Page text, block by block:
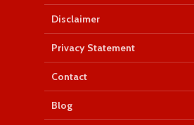
Disclaimer
Privacy Statement
Contact
Blog